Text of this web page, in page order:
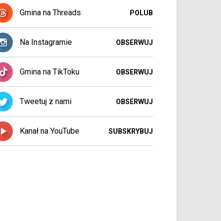
Gmina na Threads POLUB
Na Instagramie OBSERWUJ
Gmina na TikToku OBSERWUJ
Tweetuj z nami OBSERWUJ
Kanał na YouTube SUBSKRYBUJ